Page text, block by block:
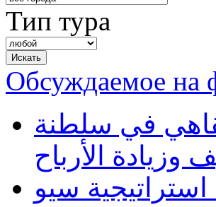
Тип тура
Обсуждаемое на
في سلطنة
الأرباح
سيو